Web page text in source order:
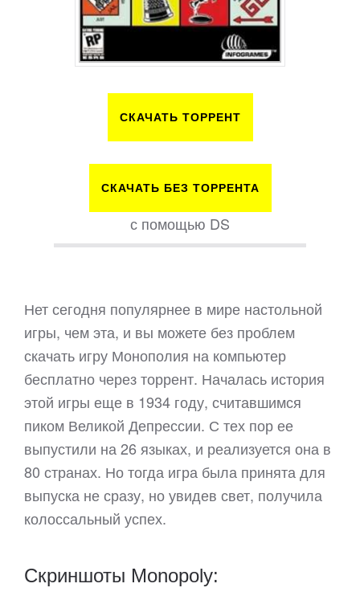
СКАЧАТЬ ТОРРЕНТ
СКАЧАТЬ БЕЗ ТОРРЕНТА
с помощью DS
Нет сегодня популярнее в мире настольной
игры, чем эта, и вы можете без проблем
скачать игру Монополия на компьютер
бесплатно через торрент. Началась история
этой игры еще в 1934 году, считавшимся
пиком Великой Депрессии. С тех пор ее
выпустили на 26 языках, и реализуется она в
80 странах. Но тогда игра была принята для
выпуска не сразу, но увидев свет, получила
колоссальный успех.
Скриншоты Monopoly: